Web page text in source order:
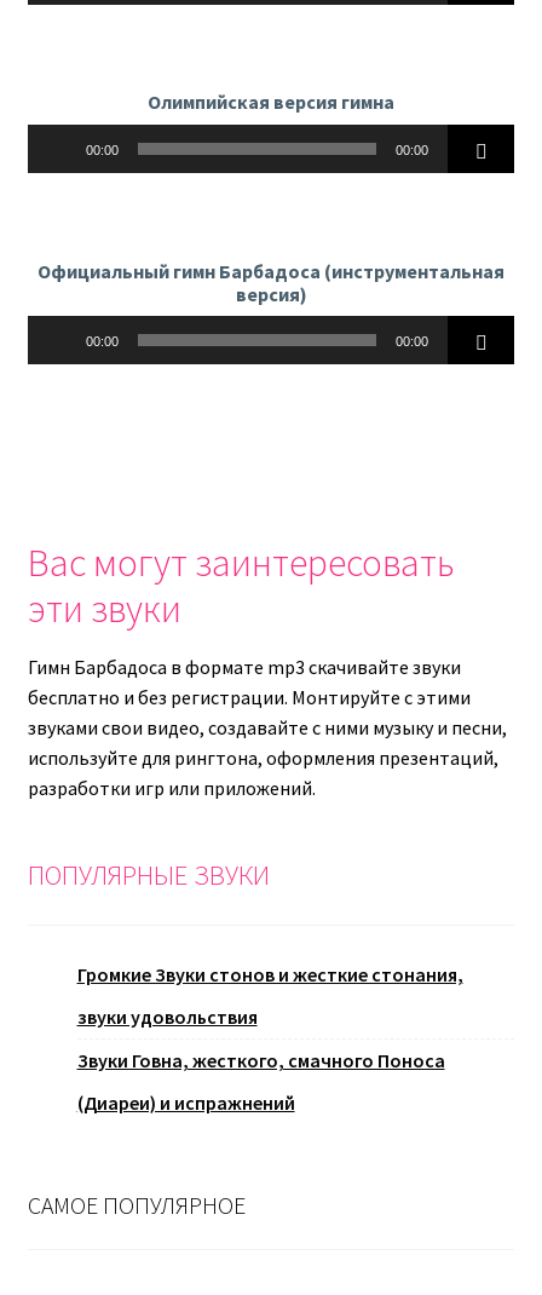
Олимпийская версия гимна
00:00 00:00
Официальный гимн Барбадоса (инструментальная
версия)
00:00 00:00
Вас могут заинтересовать
эти звуки
Гимн Барбадоса в формате mp3 скачивайте звуки
бесплатно и без регистрации. Монтируйте с этими
звуками свои видео, создавайте с ними музыку и песни,
используйте для рингтона, оформления презентаций,
разработки игр или приложений.
ПОПУЛЯРНЫЕ ЗВУКИ
Громкие Звуки стонов и жесткие стонания,
звуки удовольствия
Звуки Говна, жесткого, смачного Поноса
(Диареи) и испражнений
САМОЕ ПОПУЛЯРНОЕ